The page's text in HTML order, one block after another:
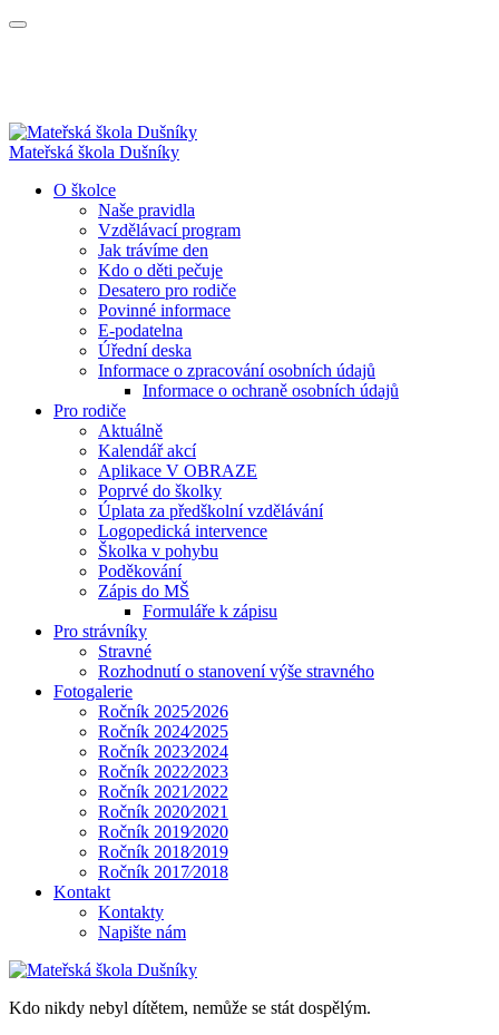
Mateřská škola Dušníky
O školce
Naše pravidla
Vzdělávací program
Jak trávíme den
Kdo o děti pečuje
Desatero pro rodiče
Povinné informace
E-podatelna
Úřední deska
Informace o zpracování osobních údajů
Informace o ochraně osobních údajů
Pro rodiče
Aktuálně
Kalendář akcí
Aplikace V OBRAZE
Poprvé do školky
Úplata za předškolní vzdělávání
Logopedická intervence
Školka v pohybu
Poděkování
Zápis do MŠ
Formuláře k zápisu
Pro strávníky
Stravné
Rozhodnutí o stanovení výše stravného
Fotogalerie
Ročník 2025⁄2026
Ročník 2024⁄2025
Ročník 2023⁄2024
Ročník 2022⁄2023
Ročník 2021⁄2022
Ročník 2020⁄2021
Ročník 2019⁄2020
Ročník 2018⁄2019
Ročník 2017⁄2018
Kontakt
Kontakty
Napište nám
Kdo nikdy nebyl dítětem, nemůže se stát dospělým.